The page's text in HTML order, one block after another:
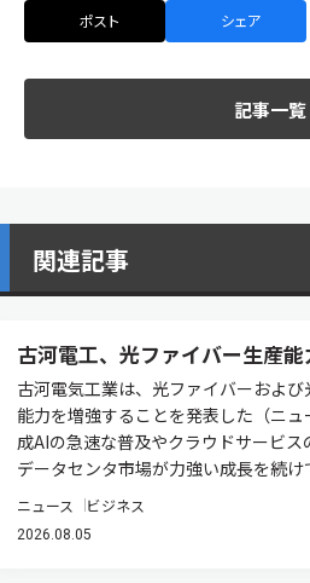
ポスト シェア
記事一覧
関連記事
古河電工、光ファイバー生産
古河電気工業は、光ファイバーおよ
能力を増強することを発表した（ニ
成AIの急速な普及やクラウドサービ
データセンタ市場が力強い成長を続
ニュース ビジネス
2026.08.05